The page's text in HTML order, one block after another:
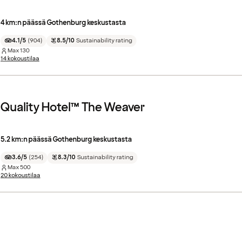
4 km:n päässä Gothenburg keskustasta
4.1/5 (904) 8.5/10 Sustainability rating
Max130
14 kokoustilaa
Quality Hotel™ The Weaver
5.2 km:n päässä Gothenburg keskustasta
3.6/5 (254) 8.3/10 Sustainability rating
Max500
20 kokoustilaa